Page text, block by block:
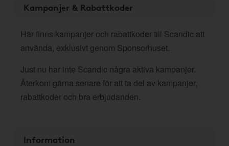
Kampanjer & Rabattkoder
Här finns kampanjer och rabattkoder till Scandic att
använda, exklusivt genom Sponsorhuset.
Just nu har inte Scandic några aktiva kampanjer.
Återkom gärna senare för att ta del av kampanjer,
rabattkoder och bra erbjudanden.
Information